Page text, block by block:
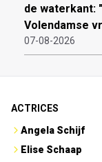
de waterkant:
Volendamse
07-08-2026
ACTRICES
Angela Schijf
Elise Schaap